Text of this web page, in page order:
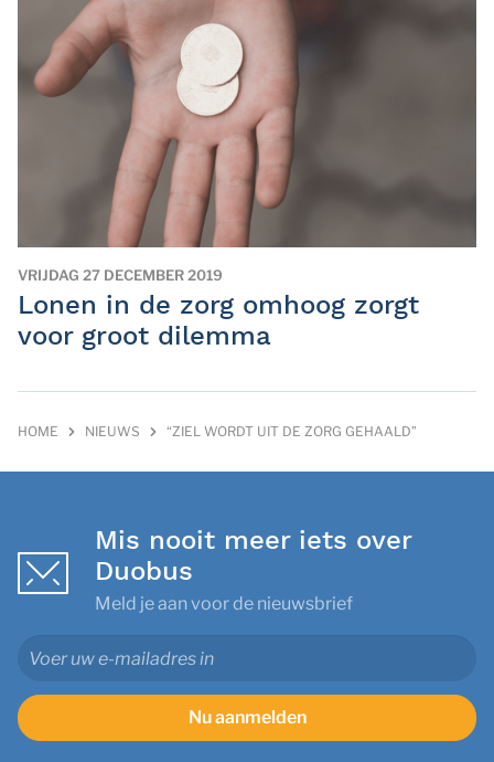
VRIJDAG 27 DECEMBER 2019
Lonen in de zorg omhoog zorgt
voor groot dilemma
HOME NIEUWS “ZIEL WORDT UIT DE ZORG GEHAALD”
Mis nooit meer iets over
Duobus
Meld je aan voor de nieuwsbrief
Nu aanmelden